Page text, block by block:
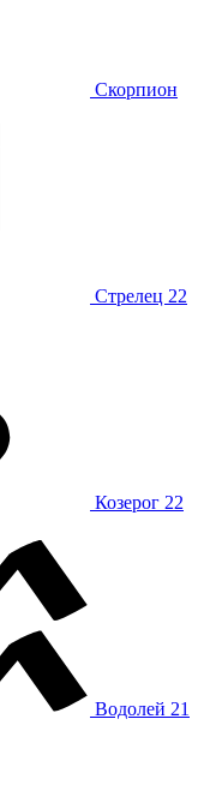
Скорпион
Стрелец 22
Козерог 22
Водолей 21